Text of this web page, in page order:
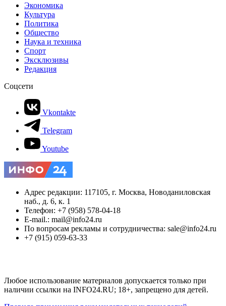
Экономика
Культура
Политика
Общество
Наука и техника
Спорт
Эксклюзивы
Редакция
Соцсети
Vkontakte
Telegram
Youtube
Адрес редакции: 117105, г. Москва, Новоданиловская
наб., д. 6, к. 1
Телефон: +7 (958) 578-04-18
E-mail.: mail@info24.ru
По вопросам рекламы и сотрудничества: sale@info24.ru
+7 (915) 059-63-33
Любое использование материалов допускается только при
наличии ссылки на INFO24.RU; 18+, запрещено для детей.